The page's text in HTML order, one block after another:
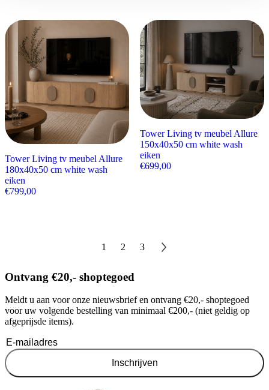
Tower Living tv meubel Allure
180x40x50 cm white wash
eiken
€799,00
Tower Living tv meubel Allure
150x40x50 cm white wash
eiken
€699,00
1 2 3
Ontvang €20,- shoptegoed
Meldt u aan voor onze nieuwsbrief en ontvang €20,- shoptegoed
voor uw volgende bestelling van minimaal €200,- (niet geldig op
afgeprijsde items).
Inschrijven